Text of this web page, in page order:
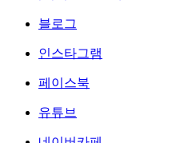
블로그
인스타그램
페이스북
유튜브